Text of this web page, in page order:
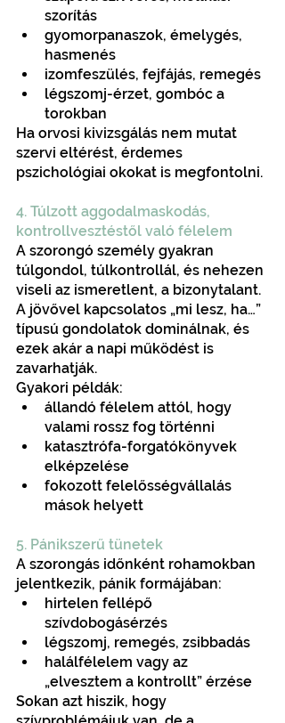
szorítás
gyomorpanaszok, émelygés,
hasmenés
izomfeszülés, fejfájás, remegés
légszomj-érzet, gombóc a
torokban
Ha orvosi kivizsgálás nem mutat
szervi eltérést, érdemes
pszichológiai okokat is megfontolni.
4. Túlzott aggodalmaskodás,
kontrollvesztéstől való félelem
A szorongó személy gyakran
túlgondol, túlkontrollál, és nehezen
viseli az ismeretlent, a bizonytalant.
A jövővel kapcsolatos „mi lesz, ha…”
típusú gondolatok dominálnak, és
ezek akár a napi működést is
zavarhatják.
Gyakori példák:
állandó félelem attól, hogy
valami rossz fog történni
katasztrófa-forgatókönyvek
elképzelése
fokozott felelősségvállalás
mások helyett
5. Pánikszerű tünetek
A szorongás időnként rohamokban
jelentkezik, pánik formájában:
hirtelen fellépő
szívdobogásérzés
légszomj, remegés, zsibbadás
halálfélelem vagy az
„elvesztem a kontrollt” érzése
Sokan azt hiszik, hogy